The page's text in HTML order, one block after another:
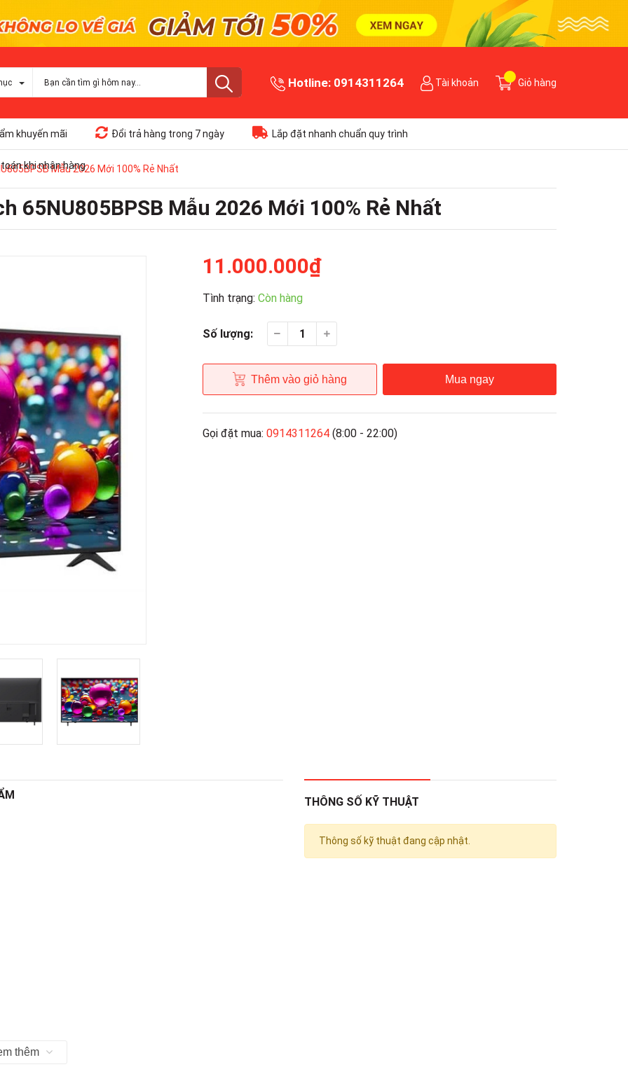
Hotline: 0914311264 Tài khoản Giỏ hàng
khuyến mãi Đổi trả hàng trong 7 ngày Lắp đặt nhanh chuẩn quy trình
khi nhận hàng
Mẫu 2026 Mới 100% Rẻ Nhất
65NU805BPSB Mẫu 2026 Mới 100% Rẻ Nhất
11.000.000₫
Tình trạng: Còn hàng
Số lượng:
Thêm vào giỏ hàng Mua ngay
Gọi đặt mua: 0914311264 (8:00 - 22:00)
thêm
THÔNG SỐ KỸ THUẬT
Thông số kỹ thuật đang cập nhật.